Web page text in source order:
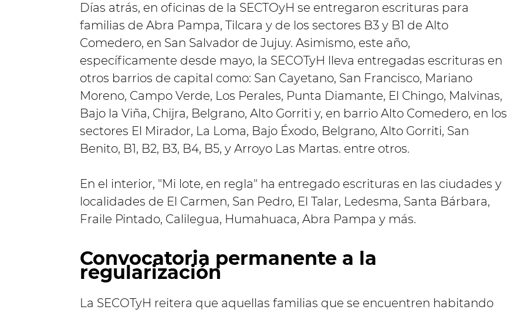
Días atrás, en oficinas de la SECTOyH se entregaron escrituras para
familias de Abra Pampa, Tilcara y de los sectores B3 y B1 de Alto
Comedero, en San Salvador de Jujuy. Asimismo, este año,
específicamente desde mayo, la SECOTyH lleva entregadas escrituras en
otros barrios de capital como: San Cayetano, San Francisco, Mariano
Moreno, Campo Verde, Los Perales, Punta Diamante, El Chingo, Malvinas,
Bajo la Viña, Chijra, Belgrano, Alto Gorriti y, en barrio Alto Comedero, en los
sectores El Mirador, La Loma, Bajo Éxodo, Belgrano, Alto Gorriti, San
Benito, B1, B2, B3, B4, B5, y Arroyo Las Martas. entre otros.
En el interior, "Mi lote, en regla" ha entregado escrituras en las ciudades y
localidades de El Carmen, San Pedro, El Talar, Ledesma, Santa Bárbara,
Fraile Pintado, Calilegua, Humahuaca, Abra Pampa y más.
Convocatoria permanente a la
regularización
La SECOTyH reitera que aquellas familias que se encuentren habitando